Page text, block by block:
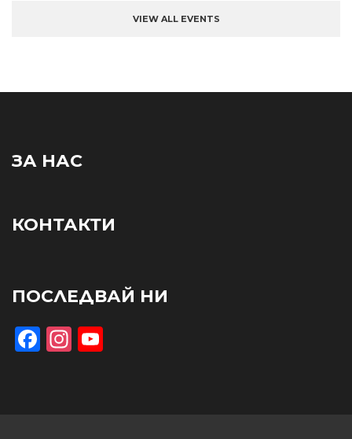
VIEW ALL EVENTS
ЗА НАС
КОНТАКТИ
ПОСЛЕДВАЙ НИ
Facebook
Instagram